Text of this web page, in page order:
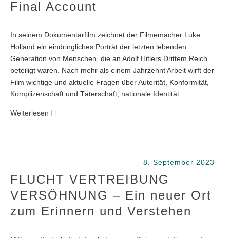
Final Account
In seinem Dokumentarfilm zeichnet der Filmemacher Luke
Holland ein eindringliches Porträt der letzten lebenden
Generation von Menschen, die an Adolf Hitlers Drittem Reich
beteiligt waren. Nach mehr als einem Jahrzehnt Arbeit wirft der
Film wichtige und aktuelle Fragen über Autorität, Konformität,
Komplizenschaft und Täterschaft, nationale Identität …
Weiterlesen
8. September 2023
FLUCHT VERTREIBUNG
VERSÖHNUNG – Ein neuer Ort
zum Erinnern und Verstehen